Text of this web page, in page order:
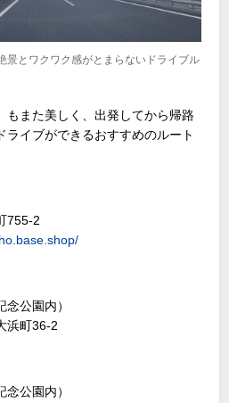
景とワクワク感がとまらないドライブル
もまた美しく、出発してから帰路
ライブができるおすすめのルート
755-2
公園内）
浜町36-2
公園内）